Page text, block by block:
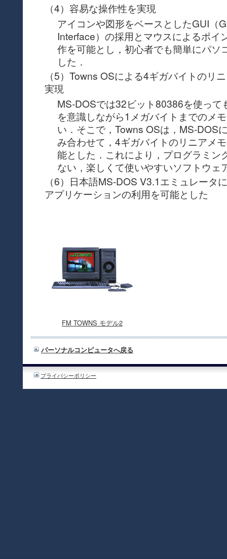
（4）容易な操作性を実現
アイコンや図形をベースとしたGUI（
Interface）の採用とマウスによるポイ
作を可能とし，初心者でも簡単にパソ
した．
（5）Towns OSによる4ギガバイトのリ
実現
MS-DOSでは32ビット80386を使って
を意識しながら1メガバイトまでのメ
い．そこで，Towns OSは，MS-DOS
み合わせて，4ギガバイトのリニアメ
能とした．これにより，プログラミン
ない，楽しくて使いやすいソフトウェ
（6）日本語MS-DOS V3.1エミュレータ
アプリケーションの利用を可能とした
FM TOWNS モデル2
パーソナルコンピュータへ戻る
プライバシーポリシー